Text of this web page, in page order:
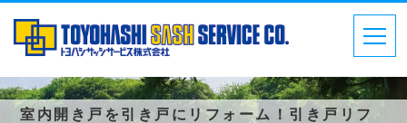
室内開き戸を引き戸にリフォーム！引き戸リフ